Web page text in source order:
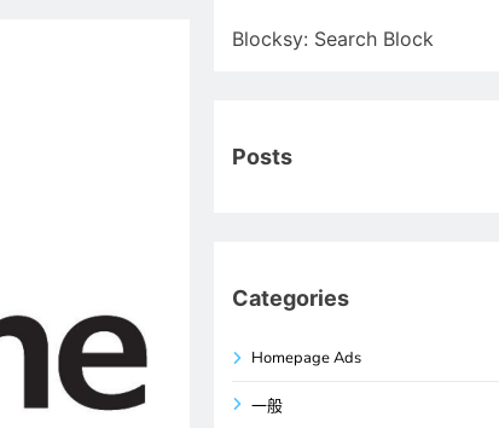
Blocksy: Search Block
Posts
Categories
Homepage Ads
一般